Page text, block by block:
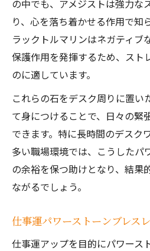
の中でも、アメジストは強力な
り、心を落ち着かせる作用で知
ラックトルマリンはネガティブ
保護作用を発揮するため、スト
のに適しています。
これらの石をデスク周りに置い
て身につけることで、日々の緊
できます。特に長時間のデスク
多い職場環境では、こうしたパ
の余裕を保つ助けとなり、結果
ながるでしょう。
仕事運パワーストーンブレス
仕事運アップを目的にパワース